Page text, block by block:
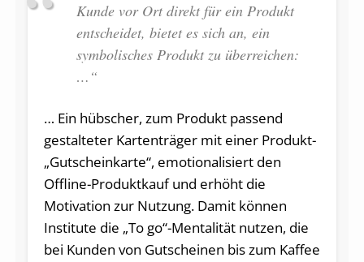
Kunde vor Ort direkt für ein Produkt
entscheidet, bietet es sich an, ein
symbolisches Produkt zu überreichen:
…“
… Ein hübscher, zum Produkt passend
gestalteter Kartenträger mit einer Produkt-
„Gutscheinkarte“, emotionalisiert den
Offline-Produktkauf und erhöht die
Motivation zur Nutzung. Damit können
Institute die „To go“-Mentalität nutzen, die
bei Kunden von Gutscheinen bis zum Kaffee